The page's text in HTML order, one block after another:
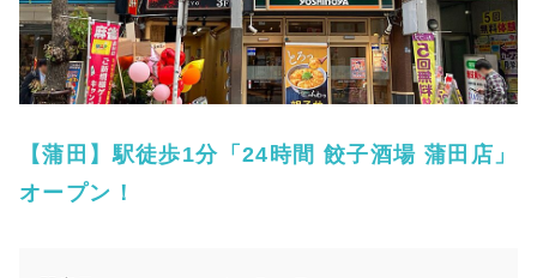
【蒲田】駅徒歩1分「24時間 餃子酒場 蒲田店」
オープン！